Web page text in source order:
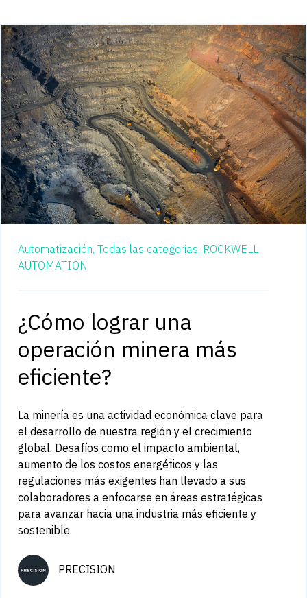
Automatización, Todas las categorías, ROCKWELL
AUTOMATION
¿Cómo lograr una
operación minera más
eficiente?
La minería es una actividad económica clave para
el desarrollo de nuestra región y el crecimiento
global. Desafíos como el impacto ambiental,
aumento de los costos energéticos y las
regulaciones más exigentes han llevado a sus
colaboradores a enfocarse en áreas estratégicas
para avanzar hacia una industria más eficiente y
sostenible.
PRECISION